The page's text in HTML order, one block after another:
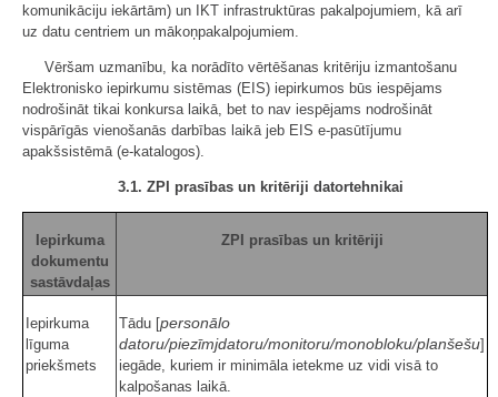
komunikāciju iekārtām) un IKT infrastruktūras pakalpojumiem, kā arī
uz datu centriem un mākoņpakalpojumiem.
Vēršam uzmanību, ka norādīto vērtēšanas kritēriju izmantošanu
Elektronisko iepirkumu sistēmas (EIS) iepirkumos būs iespējams
nodrošināt tikai konkursa laikā, bet to nav iespējams nodrošināt
vispārīgās vienošanās darbības laikā jeb EIS e-pasūtījumu
apakšsistēmā (e-katalogos).
3.1. ZPI prasības un kritēriji datortehnikai
Iepirkuma
dokumentu
sastāvdaļas
ZPI prasības un kritēriji
Iepirkuma
līguma
priekšmets
Tādu [personālo
datoru/piezīmjdatoru/monitoru/monobloku/planšešu]
iegāde, kuriem ir minimāla ietekme uz vidi visā to
kalpošanas laikā.